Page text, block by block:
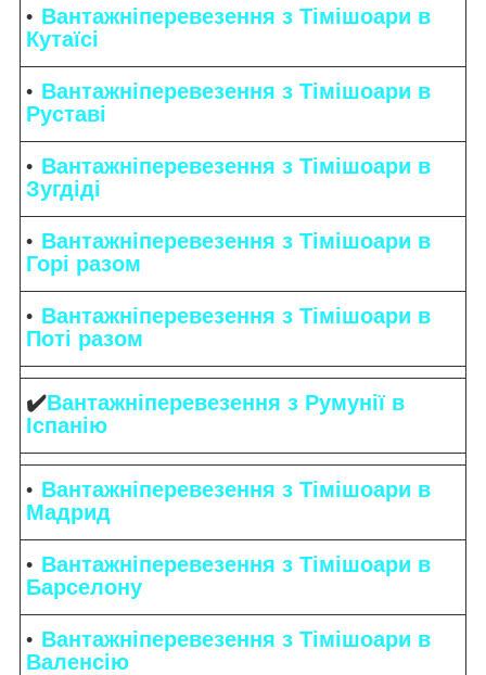
Вантажніперевезення з Тімішоари в
Кутаїсі
Вантажніперевезення з Тімішоари в
Руставі
Вантажніперевезення з Тімішоари в
Зугдіді
Вантажніперевезення з Тімішоари в
Горі разом
Вантажніперевезення з Тімішоари в
Поті разом
✔️Вантажніперевезення з Румунії в
Іспанію
Вантажніперевезення з Тімішоари в
Мадрид
Вантажніперевезення з Тімішоари в
Барселону
Вантажніперевезення з Тімішоари в
Валенсію